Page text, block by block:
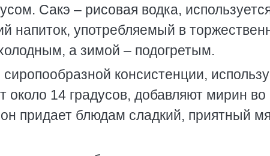
Сакэ – рисовая водка,
напиток, употребляемый в
а зимой – подогретым.
консистенции,
около 14 градусов, добавляют мирин во
придает блюдам сладкий, приятный